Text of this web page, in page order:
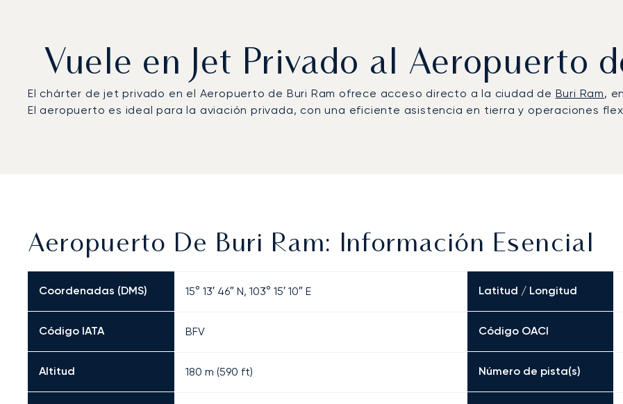
Vuele en Jet Privado al Aeropuerto
El chárter de jet privado en el Aeropuerto de Buri Ram ofrece acceso directo a la ciudad de Buri Ram,
El aeropuerto es ideal para la aviación privada, con una eficiente asistencia en tierra y operaciones
Aeropuerto De Buri Ram: Información Esencial
Coordenadas (DMS) 15° 13′ 46″ N, 103° 15′ 10″ E Latitud / Longitud
Código IATA BFV Código OACI
Altitud 180 m (590 ft) Número de pista(s)